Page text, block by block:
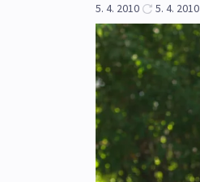
5. 4. 2010
5. 4. 2010